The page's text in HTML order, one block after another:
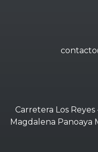
Carretera Los Reyes
Magdalena Panoaya